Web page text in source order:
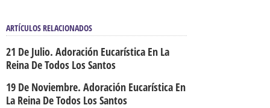
ARTÍCULOS RELACIONADOS
21 De Julio. Adoración Eucarística En La
Reina De Todos Los Santos
19 De Noviembre. Adoración Eucarística En
La Reina De Todos Los Santos